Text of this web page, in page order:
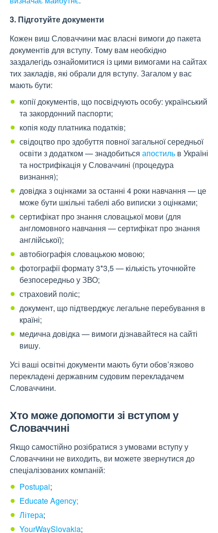
3. Підготуйте документи
Кожен виш Словаччини має власні вимоги до пакета
документів для вступу. Тому вам необхідно
заздалегідь ознайомитися із цими вимогами на сайтах
тих закладів, які обрали для вступу. Загалом у вас
мають бути:
копії документів, що посвідчують особу: український
та закордонний паспорти;
копія коду платника податків;
свідоцтво про здобуття повної загальної середньої
освіти з додатком — знадобиться апостиль в Україні
та нострифікація у Словаччині (процедура
визнання);
довідка з оцінками за останні 4 роки навчання — це
може бути шкільні табелі або виписки з оцінками;
сертифікат про знання словацької мови (для
англомовного навчання — сертифікат про знання
англійської);
автобіографія словацькою мовою;
фотографії формату 3*3,5 — кількість уточнюйте
безпосередньо у ЗВО;
страховий поліс;
документ, що підтверджує легальне перебування в
країні;
медична довідка — вимоги дізнавайтеся на сайті
вишу.
Усі ваші освітні документи мають бути обов’язково
перекладені державним судовим перекладачем
Словаччини.
Хто може допомогти зі вступом у
Словаччині
Якщо самостійно розібратися з умовами вступу у
Словаччини не виходить, ви можете звернутися до
спеціалізованих компаній:
Postupai;
Educate Agency;
Літера;
YourWaySlovakia;